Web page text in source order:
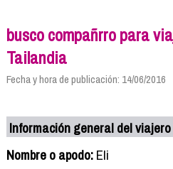
busco compañrro para
Tailandia
Fecha y hora de publicación: 14/06/2016
Información general del viajero
Nombre o apodo:Eli